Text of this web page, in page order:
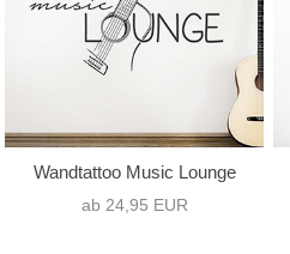
Wandtattoo Music Lounge
ab 24,95 EUR